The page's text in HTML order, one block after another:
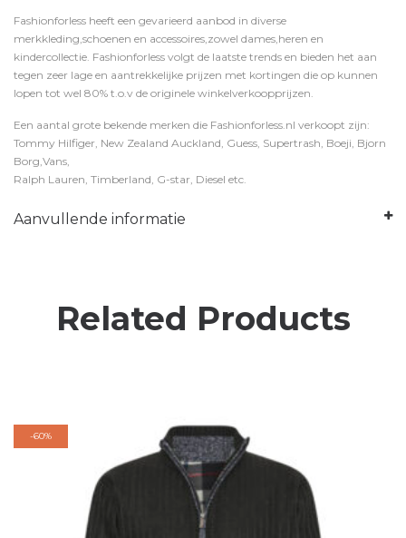
Fashionforless heeft een gevarieerd aanbod in diverse
merkkleding,schoenen en accessoires,zowel dames,heren en
kindercollectie. Fashionforless volgt de laatste trends en bieden het aan
tegen zeer lage en aantrekkelijke prijzen met kortingen die op kunnen
lopen tot wel 80% t.o.v de originele winkelverkoopprijzen.
Een aantal grote bekende merken die Fashionforless.nl verkoopt zijn:
Tommy Hilfiger, New Zealand Auckland, Guess, Supertrash, Boeji, Bjorn
Borg,Vans,
Ralph Lauren, Timberland, G-star, Diesel etc.
Aanvullende informatie
Related Products
-60%